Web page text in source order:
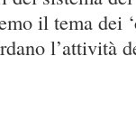
il tema dei
l’attività